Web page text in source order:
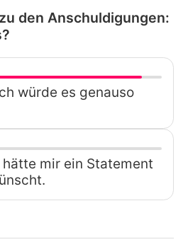
den Anschuldigungen:
würde es genauso
mir ein Statement